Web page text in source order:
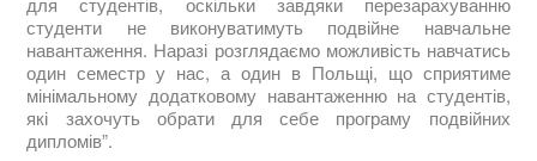
студенти не виконуватимуть подвійне навчальне
навантаження. Наразі розглядаємо можливість навчатись
один семестр у нас, а один в Польщі, що сприятиме
мінімальному додатковому навантаженню на студентів,
які захочуть обрати для себе програму подвійних
дипломів”.